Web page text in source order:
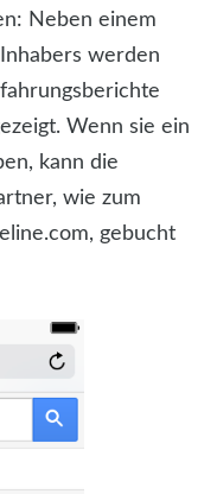
Neben einem
werden
Wenn sie ein
kann die
wie zum
gebucht